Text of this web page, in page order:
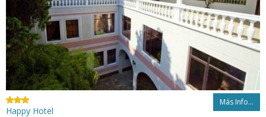
Más Info...
Happy Hotel